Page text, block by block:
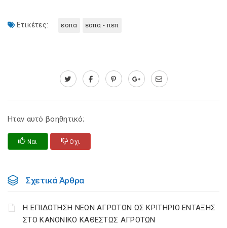
Ετικέτες: εσπα εσπα - πεπ
Ηταν αυτό βοηθητικό;
Ναι Οχι
Σχετικά Άρθρα
Η ΕΠΙΔΟΤΗΣΗ ΝΕΩΝ ΑΓΡΟΤΩΝ ΩΣ ΚΡΙΤΗΡΙΟ ΕΝΤΑΞΗΣ
ΣΤΟ ΚΑΝΟΝΙΚΟ ΚΑΘΕΣΤΩΣ ΑΓΡΟΤΩΝ